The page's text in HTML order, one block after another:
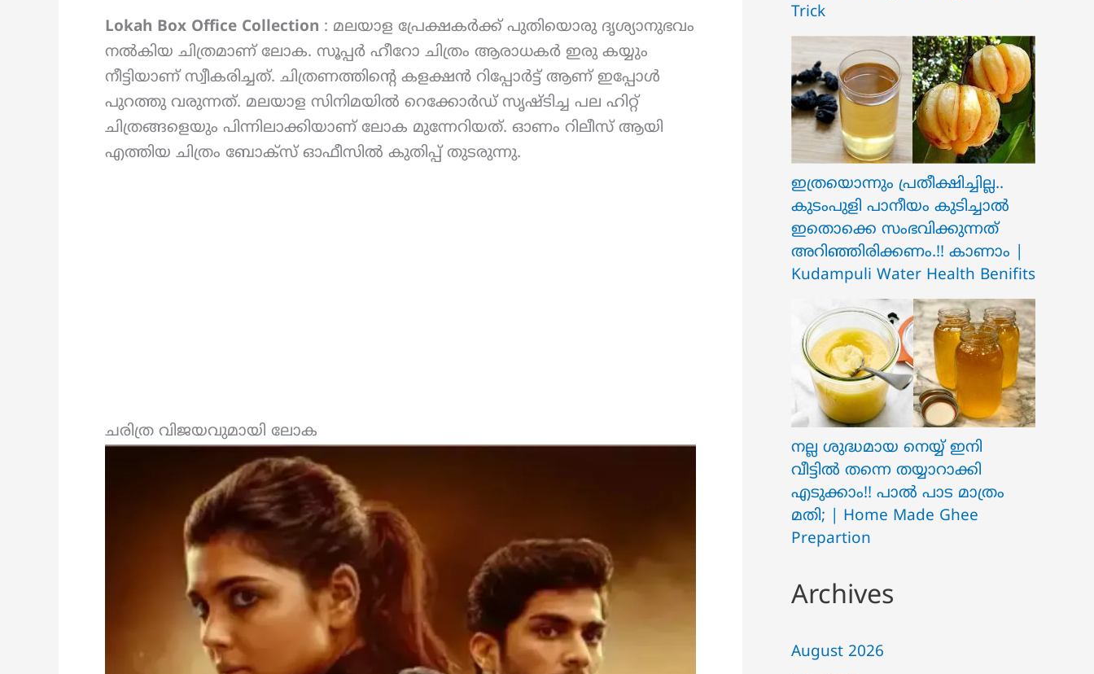
Lokah Box Office Collection : മലയാള പ്രേക്ഷകർക്ക് പുതിയൊരു ദൃശ്യാനുഭവം
നൽകിയ ചിത്രമാണ് ലോക. സൂപ്പർ ഹീറോ ചിത്രം ആരാധകർ ഇരു കയ്യും
നീട്ടിയാണ് സ്വീകരിച്ചത്. ചിത്രണത്തിന്റെ കളക്ഷൻ റിപ്പോർട്ട് ആണ് ഇപ്പോൾ
പുറത്തു വരുന്നത്. മലയാള സിനിമയിൽ റെക്കോർഡ് സൃഷ്‌ടിച്ച പല ഹിറ്റ്
ചിത്രങ്ങളെയും പിന്നിലാക്കിയാണ് ലോക മുന്നേറിയത്. ഓണം റിലീസ് ആയി
എത്തിയ ചിത്രം ബോക്സ് ഓഫീസിൽ കുതിപ്പ് തുടരുന്നു.
ചരിത്ര വിജയവുമായി ലോക
Trick
ഇത്രയൊന്നും പ്രതീക്ഷിച്ചില്ല..
ക‍ു‌ടംപുളി പാനീയം കുടിച്ചാൽ
ഇതൊക്കെ സംഭവിക്കുന്നത്
അറിഞ്ഞിരിക്കണം.!! കാണാം |
Kudampuli Water Health Benifits
നല്ല ശുദ്ധമായ നെയ്യ് ഇനി
വീട്ടിൽ തന്നെ തയ്യാറാക്കി
എടുക്കാം!! പാൽ പാട മാത്രം
മതി; | Home Made Ghee
Prepartion
Archives
August 2026